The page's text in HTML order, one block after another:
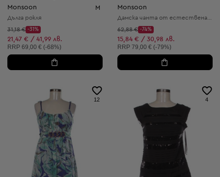
Monsoon M
Дълга рокля
Начална цена:
31,18 €
Discount Price:
-31%
Намалена цена:
21,47 € / 41,99 лв.
Препоръчителна цена:
RRP 69,00 € (-68%)
Monsoon
Начална цена:
62,88 €
Discount Price:
-74%
Намалена цена:
15,84 € / 30,98 лв.
Препоръчителна цена:
RRP 79,00 € (-79%)
12 4